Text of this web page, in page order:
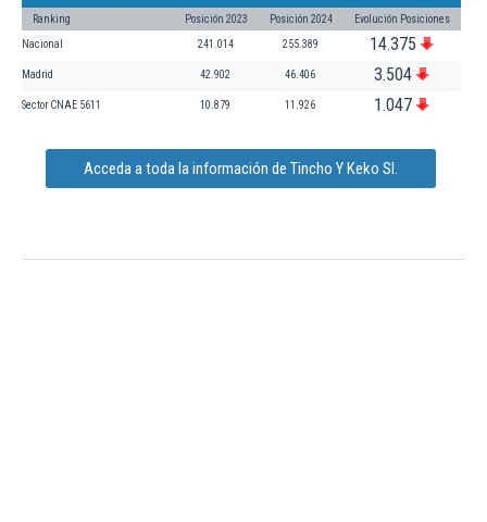
Ranking Posición 2023 Posición 2024 Evolución Posiciones
Nacional 241.014 255.389 14.375
Madrid 42.902 46.406 3.504
Sector CNAE 5611 10.879 11.926 1.047
Acceda a toda la información de Tincho Y Keko Sl.